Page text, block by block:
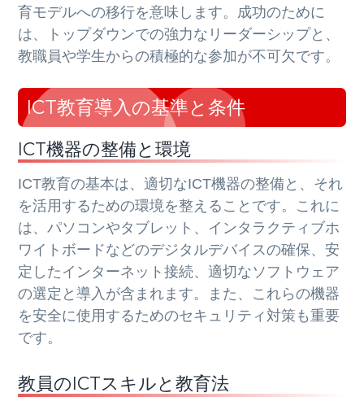
育モデルへの移行を意味します。成功のために
は、トップダウンでの強力なリーダーシップと、
教職員や学生からの積極的な参加が不可欠です。
ICT教育導入の基準と条件
ICT機器の整備と環境
ICT教育の基本は、適切なICT機器の整備と、それ
を活用するための環境を整えることです。これに
は、パソコンやタブレット、インタラクティブホ
ワイトボードなどのデジタルデバイスの確保、安
定したインターネット接続、適切なソフトウェア
の選定と導入が含まれます。また、これらの機器
を安全に使用するためのセキュリティ対策も重要
です。
教員のICTスキルと教育法